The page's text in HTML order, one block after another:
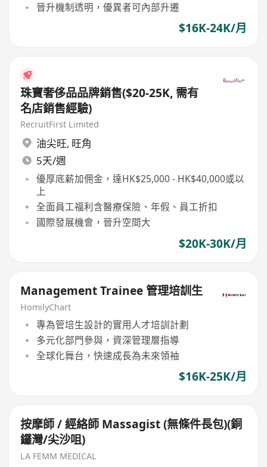
晉升機制透明，優異者可內部升遷
$16K-24K/月
珠寶奢侈品品牌銷售($20-25K, 需有
名店銷售經驗)
RecruitFirst Limited
油尖旺, 旺角
5天/週
優厚底薪加佣金，達HK$25,000 - HK$40,000或以
上
全面員工福利含醫療保險、年假、員工折扣
國際發展機會，晉升空間大
$20K-30K/月
Management Trainee 管理培訓生
HomilyChart
專為管培生設計的實用人才培訓計劃
多元化部門參與，資深管理層指導
全球化舞台，快速成長為未來領袖
$16K-25K/月
按摩師 / 經絡師 Massagist (無條件長包)(銅
鑼灣/尖沙咀)
LA FEMM MEDICAL